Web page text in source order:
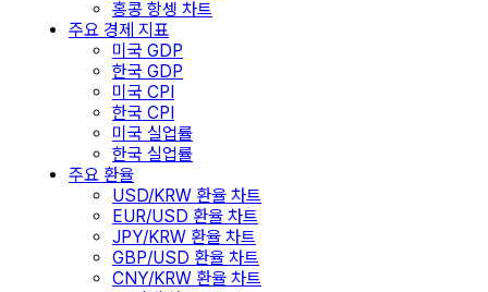
홍콩 항셍 차트
주요 경제 지표
미국 GDP
한국 GDP
미국 CPI
한국 CPI
미국 실업률
한국 실업률
주요 환율
USD/KRW 환율 차트
EUR/USD 환율 차트
JPY/KRW 환율 차트
GBP/USD 환율 차트
CNY/KRW 환율 차트